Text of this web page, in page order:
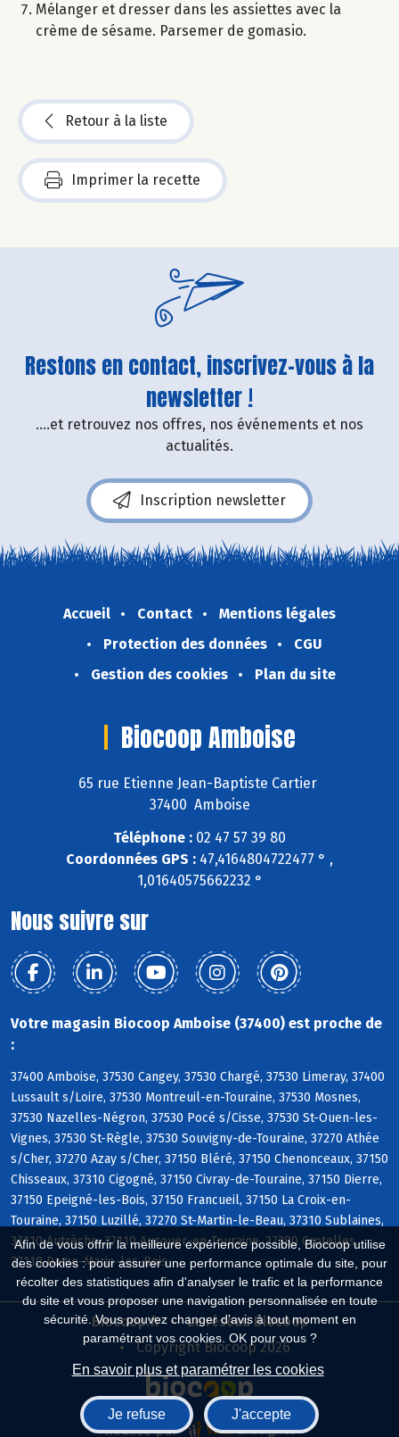
Afin de vous offrir la meilleure expérience possible, Biocoop utilise
des cookies : pour assurer une performance optimale du site, pour
récolter des statistiques afin d'analyser le trafic et la performance
du site et vous proposer une navigation personnalisée en toute
sécurité. Vous pouvez changer d'avis à tout moment en
paramétrant vos cookies. OK pour vous ?
En savoir plus et paramétrer les cookies
Je refuse J'accepte
Mélanger et dresser dans les assiettes avec la
crème de sésame. Parsemer de gomasio.
Retour à la liste
Imprimer la recette
Restons en contact, inscrivez-vous à la
newsletter !
....et retrouvez nos offres, nos événements et nos
actualités.
Inscription newsletter
Accueil Contact
Mentions légales
Protection des données
CGU
Gestion des cookies
Plan du site
Biocoop Amboise
65 rue Etienne Jean-Baptiste Cartier
37400 Amboise
Téléphone : 02 47 57 39 80
Coordonnées GPS : 47,4164804722477 ° ,
1,01640575662232 °
Nous suivre sur
Votre magasin Biocoop Amboise (37400) est proche de
:
37400 Amboise, 37530 Cangey, 37530 Chargé, 37530 Limeray, 37400
Lussault s/Loire, 37530 Montreuil-en-Touraine, 37530 Mosnes,
37530 Nazelles-Négron, 37530 Pocé s/Cisse, 37530 St-Ouen-les-
Vignes, 37530 St-Règle, 37530 Souvigny-de-Touraine, 37270 Athée
s/Cher, 37270 Azay s/Cher, 37150 Bléré, 37150 Chenonceaux, 37150
Chisseaux, 37310 Cigogné, 37150 Civray-de-Touraine, 37150 Dierre,
37150 Epeigné-les-Bois, 37150 Francueil, 37150 La Croix-en-
Touraine, 37150 Luzillé, 37270 St-Martin-le-Beau, 37310 Sublaines,
37110 Autrèche, 37110 Auzouer-en-Touraine, 37380 Crotelles,
37110 Dame-Marie-les-Bois
Biocoop.fr
Le réseau Biocoop
Copyright Biocoop 2026
Réalisé par